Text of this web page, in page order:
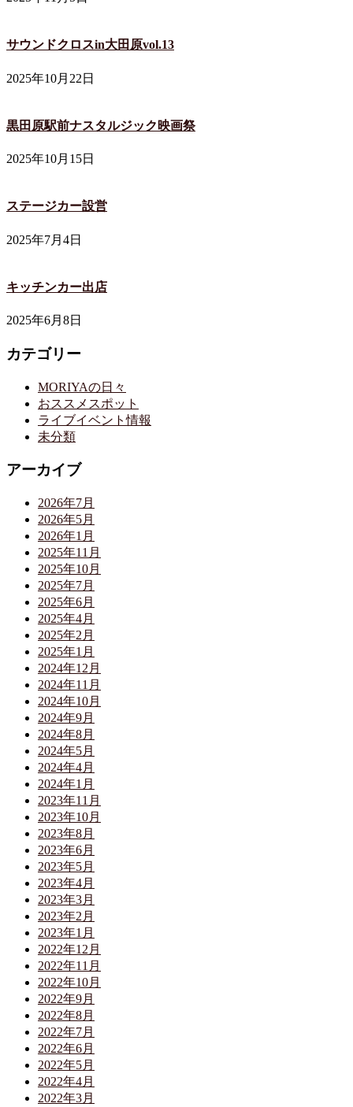
サウンドクロスin大田原vol.13
2025年10月22日
黒田原駅前ナスタルジック映画祭
2025年10月15日
ステージカー設営
2025年7月4日
キッチンカー出店
2025年6月8日
カテゴリー
MORIYAの日々
おススメスポット
ライブイベント情報
未分類
アーカイブ
2026年7月
2026年5月
2026年1月
2025年11月
2025年10月
2025年7月
2025年6月
2025年4月
2025年2月
2025年1月
2024年12月
2024年11月
2024年10月
2024年9月
2024年8月
2024年5月
2024年4月
2024年1月
2023年11月
2023年10月
2023年8月
2023年6月
2023年5月
2023年4月
2023年3月
2023年2月
2023年1月
2022年12月
2022年11月
2022年10月
2022年9月
2022年8月
2022年7月
2022年6月
2022年5月
2022年4月
2022年3月